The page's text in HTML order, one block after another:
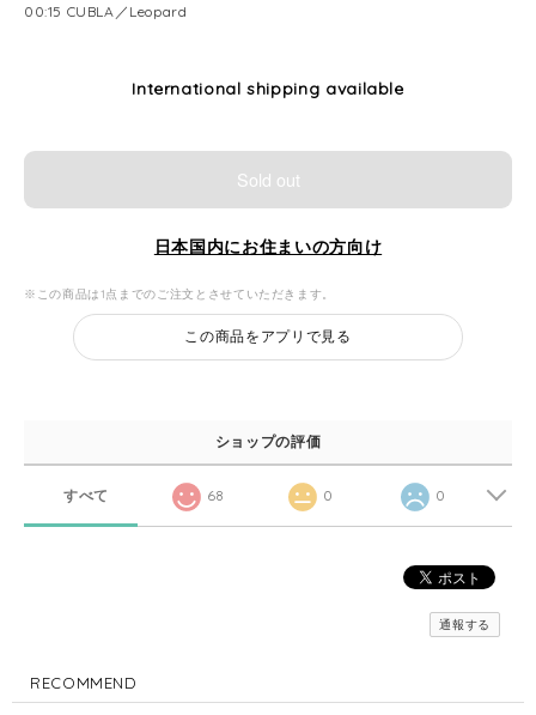
00:15 CUBLA／Leopard
International shipping available
Sold out
日本国内にお住まいの方向け
※この商品は1点までのご注文とさせていただきます。
この商品をアプリで見る
ショップの評価
すべて 68 0 0
通報する
RECOMMEND